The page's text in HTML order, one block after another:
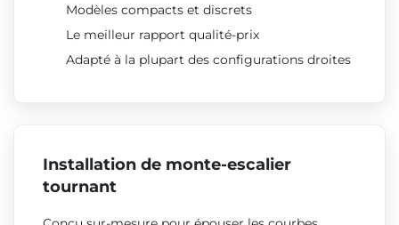
Modèles compacts et discrets
Le meilleur rapport qualité-prix
Adapté à la plupart des configurations droites
Installation de monte-escalier
tournant